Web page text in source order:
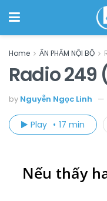
Home ẤN PHẨM NỘI BỘ
Radio 249
by Nguyễn Ngọc Linh
Play 17 min
Nếu thấy